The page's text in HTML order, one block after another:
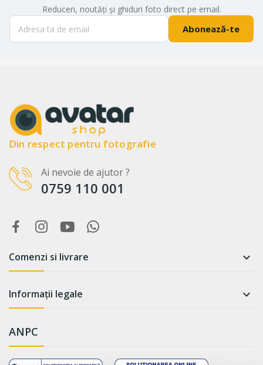
Reduceri, noutăți și ghiduri foto direct pe email.
Abonează-te
Din respect pentru fotografie
Ai nevoie de ajutor ?
0759 110 001
Comenzi si livrare 
Informații legale 
ANPC